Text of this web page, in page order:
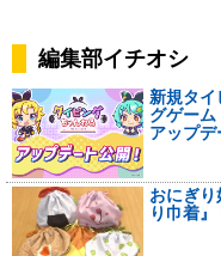
編集部イチオシ
新規タイ
グゲー
アップデ
おにぎ
り巾着